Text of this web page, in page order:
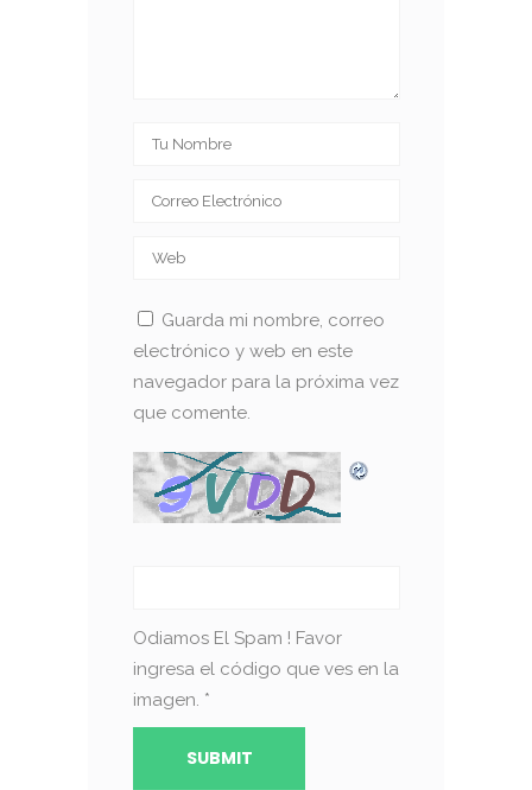
Guarda mi nombre, correo
electrónico y web en este
navegador para la próxima vez
que comente.
Odiamos El Spam ! Favor
ingresa el código que ves en la
imagen. *